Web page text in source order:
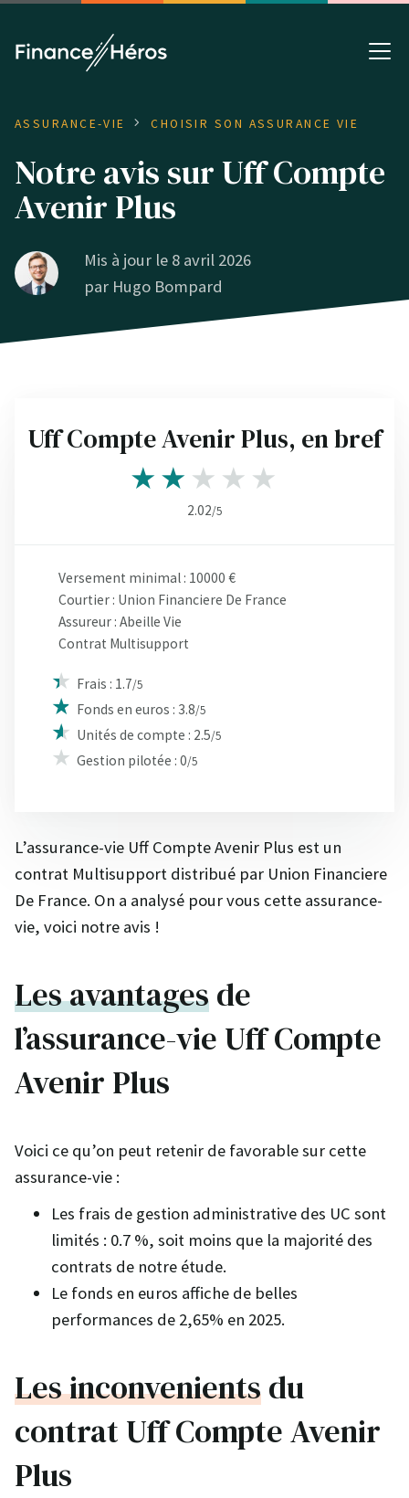
ASSURANCE-VIE CHOISIR SON ASSURANCE VIE
Notre avis sur Uff Compte
Avenir Plus
Mis à jour le 8 avril 2026
par Hugo Bompard
Uff Compte Avenir Plus, en bref
2.02/5
Versement minimal : 10000 €
Courtier : Union Financiere De France
Assureur : Abeille Vie
Contrat Multisupport
Frais : 1.7/5
Fonds en euros : 3.8/5
Unités de compte : 2.5/5
Gestion pilotée : 0/5
L’assurance-vie Uff Compte Avenir Plus est un
contrat Multisupport distribué par Union Financiere
De France. On a analysé pour vous cette assurance-
vie, voici notre avis !
Les avantagesde
l’assurance-vie Uff Compte
Avenir Plus
Voici ce qu’on peut retenir de favorable sur cette
assurance-vie :
Les frais de gestion administrative des UC sont
limités : 0.7 %, soit moins que la majorité des
contrats de notre étude.
Le fonds en euros affiche de belles
performances de 2,65% en 2025.
Les inconvenientsdu
contrat Uff Compte Avenir
Plus